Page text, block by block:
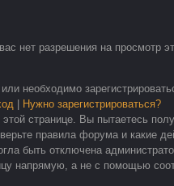
нет разрешения на просмотр
необходимо
|
Нужно зарегистрироваться?
странице. Вы пытаетесь
правила форума и какие
быть отключена
напрямую, а не с помощью